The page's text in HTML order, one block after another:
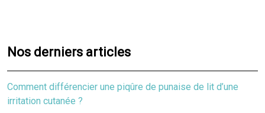
Nos derniers articles
Comment différencier une piqûre de punaise de lit d’une
irritation cutanée ?